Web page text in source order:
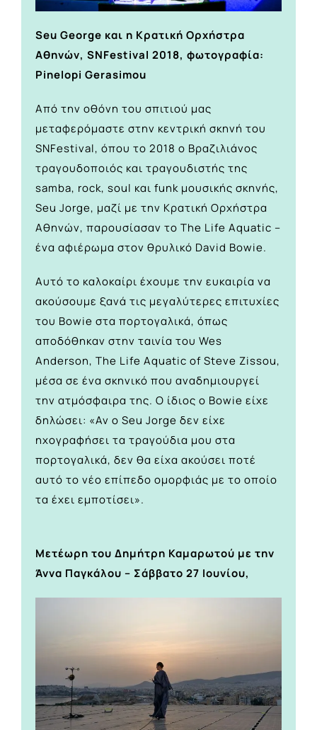
Seu George και η Κρατική Ορχήστρα
Αθηνών, SNFestival 2018, φωτογραφία:
Pinelopi Gerasimou
Από την οθόνη του σπιτιού μας
μεταφερόμαστε στην κεντρική σκηνή του
SNFestival, όπου το 2018 ο Βραζιλιάνος
τραγουδοποιός και τραγουδιστής της
samba, rock, soul και funk μουσικής σκηνής,
Seu Jorge, μαζί με την Κρατική Ορχήστρα
Αθηνών, παρουσίασαν το The Life Aquatic –
ένα αφιέρωμα στον θρυλικό David Bowie.
Αυτό το καλοκαίρι έχουμε την ευκαιρία να
ακούσουμε ξανά τις μεγαλύτερες επιτυχίες
του Bowie στα πορτογαλικά, όπως
αποδόθηκαν στην ταινία του Wes
Anderson, The Life Aquatic of Steve Zissou,
μέσα σε ένα σκηνικό που αναδημιουργεί
την ατμόσφαιρα της. Ο ίδιος ο Bowie είχε
δηλώσει: «Αν ο Seu Jorge δεν είχε
ηχογραφήσει τα τραγούδια μου στα
πορτογαλικά, δεν θα είχα ακούσει ποτέ
αυτό το νέο επίπεδο ομορφιάς με το οποίο
τα έχει εμποτίσει».
Μετέωρη του Δημήτρη Καμαρωτού με την
Άννα Παγκάλου – Σάββατο 27 Ιουνίου,